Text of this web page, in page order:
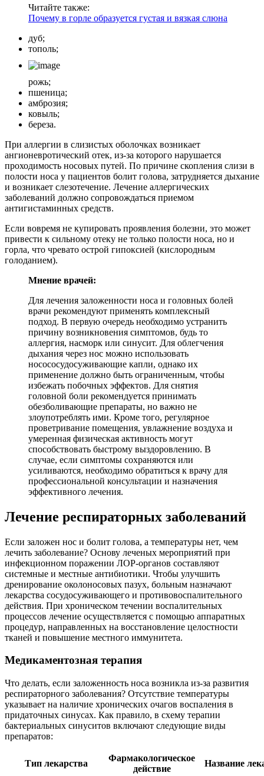
Читайте также:
Почему в горле образуется густая и вязкая слюна
дуб;
тополь;
рожь;
пшеница;
амброзия;
ковыль;
береза.
При аллергии в слизистых оболочках возникает
ангионевротический отек, из-за которого нарушается
проходимость носовых путей. По причине скопления слизи в
полости носа у пациентов болит голова, затрудняется дыхание
и возникает слезотечение. Лечение аллергических
заболеваний должно сопровождаться приемом
антигистаминных средств.
Если вовремя не купировать проявления болезни, это может
привести к сильному отеку не только полости носа, но и
горла, что чревато острой гипоксией (кислородным
голоданием).
Мнение врачей:
Для лечения заложенности носа и головных болей
врачи рекомендуют применять комплексный
подход. В первую очередь необходимо устранить
причину возникновения симптомов, будь то
аллергия, насморк или синусит. Для облегчения
дыхания через нос можно использовать
носососудосуживающие капли, однако их
применение должно быть ограниченным, чтобы
избежать побочных эффектов. Для снятия
головной боли рекомендуется принимать
обезболивающие препараты, но важно не
злоупотреблять ими. Кроме того, регулярное
проветривание помещения, увлажнение воздуха и
умеренная физическая активность могут
способствовать быстрому выздоровлению. В
случае, если симптомы сохраняются или
усиливаются, необходимо обратиться к врачу для
профессиональной консультации и назначения
эффективного лечения.
Лечение респираторных заболеваний
Если заложен нос и болит голова, а температуры нет, чем
лечить заболевание? Основу леченых мероприятий при
инфекционном поражении ЛОР-органов составляют
системные и местные антибиотики. Чтобы улучшить
дренирование околоносовых пазух, больным назначают
лекарства сосудосуживающего и противовоспалительного
действия. При хроническом течении воспалительных
процессов лечение осуществляется с помощью аппаратных
процедур, направленных на восстановление целостности
тканей и повышение местного иммунитета.
Медикаментозная терапия
Что делать, если заложенность носа возникла из-за развития
респираторного заболевания? Отсутствие температуры
указывает на наличие хронических очагов воспаления в
придаточных синусах. Как правило, в схему терапии
бактериальных синуситов включают следующие виды
препаратов:
Тип лекарства
Фармакологическое
действие
Название